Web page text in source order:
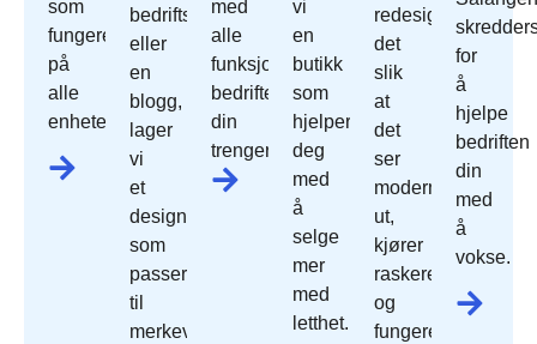
som
fungerer
på
alle
enheter.
bedriftsnettsted
eller
en
blogg,
lager
vi
et
design
som
passer
til
merkevaren
med
alle
funksjonene
bedriften
din
trenger.
vi
en
butikk
som
hjelper
deg
med
å
selge
mer
med
letthet.
redesign
det
slik
at
det
ser
moderne
ut,
kjører
raskere
og
fungerer
for
å
hjelpe
bedriften
din
med
å
vokse.